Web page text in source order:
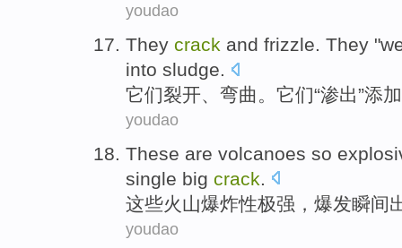
youdao
They crack and frizzle. They "
into sludge.
它们裂开、 弯曲 。它们“渗出”添
youdao
These are volcanoes so
single big crack
这些火山爆炸性极强， 爆发瞬间
youdao